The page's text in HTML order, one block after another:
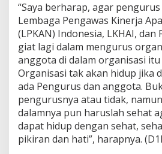
“Saya berharap, agar
Lembaga Pengawas Kinerja
(LPKAN) Indonesia, LKHAI, dan
giat lagi dalam mengurus
anggota di dalam organisasi
Organisasi tak akan hidup jika
ada Pengurus dan anggota.
pengurusnya atau tidak,
dalamnya pun haruslah sehat
dapat hidup dengan sehat,
pikiran dan hati”, harapnya.